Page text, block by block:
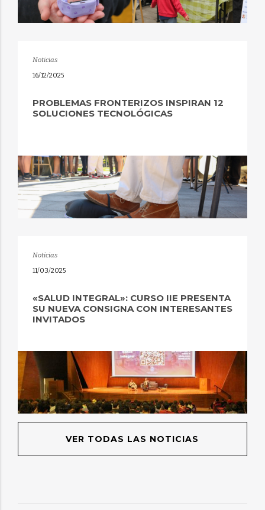
Noticias
16/12/2025
PROBLEMAS FRONTERIZOS INSPIRAN 12
SOLUCIONES TECNOLÓGICAS
Noticias
11/03/2025
«SALUD INTEGRAL»: CURSO IIE PRESENTA
SU NUEVA CONSIGNA CON INTERESANTES
INVITADOS
VER TODAS LAS NOTICIAS